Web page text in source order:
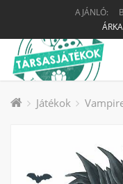
AJÁNLÓ:
Játékok